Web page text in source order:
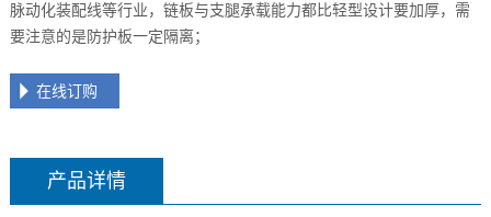
脉动化装配线等行业，链板与支腿承载能力都比轻型设计要加厚，需
要注意的是防护板一定隔离；
在线订购
产品详情